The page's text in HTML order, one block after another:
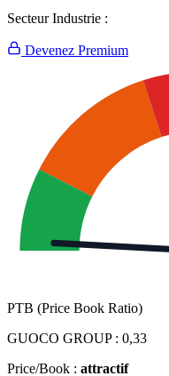
Secteur Industrie :
Devenez Premium
PTB (Price Book Ratio)
GUOCO GROUP : 0,33
Price/Book : attractif